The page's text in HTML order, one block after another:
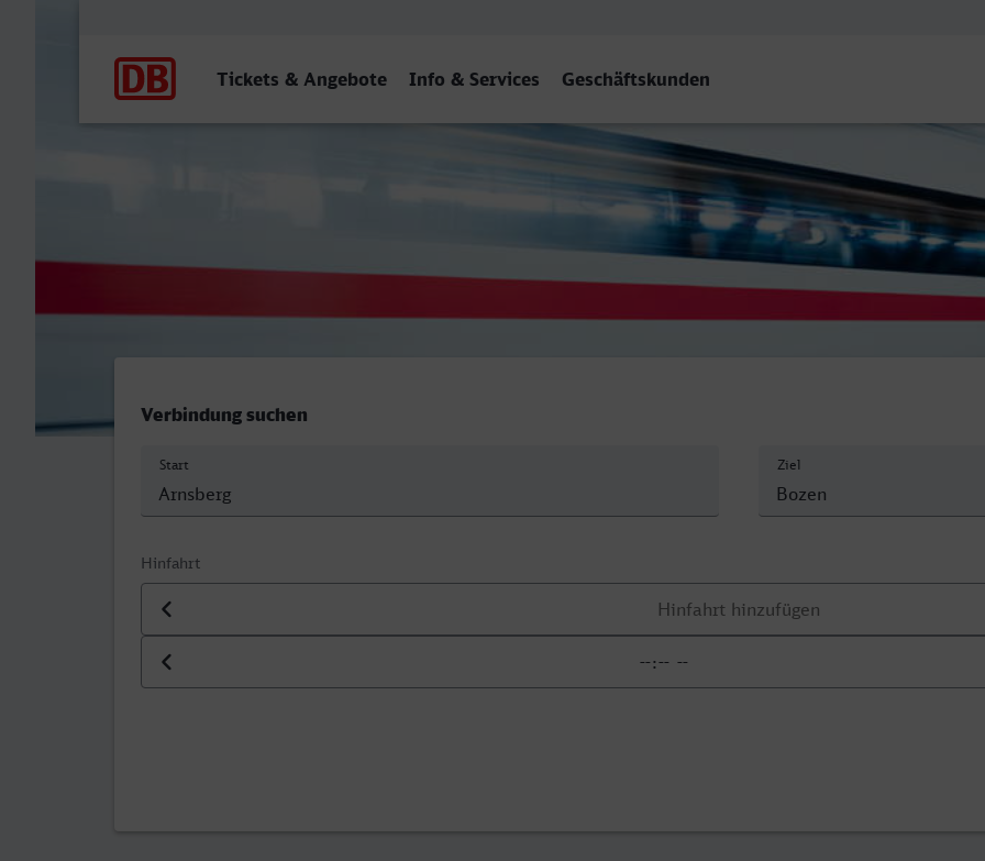
Tickets & Angebote Info & Services Geschäftskunden
Arnsberg (Westf) - Bolzano/Bozen
Verbindung suchen
Start Ziel
Hinfahrt
Datum der Hinfahrt
Uhrzeit der Hinfahrt